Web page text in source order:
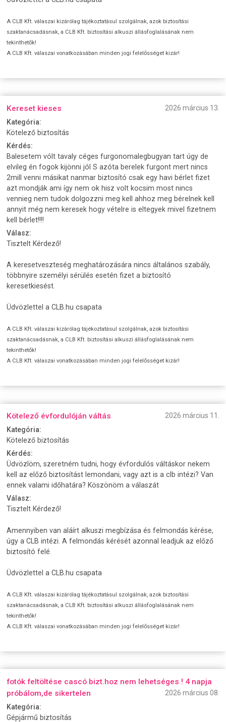
A CLB Kft. válaszai kizárólag tájékoztatásul szolgálnak, azok biztosítási
szaktanácsadásnak, a CLB Kft. biztosítási alkuszi állásfoglalásának nem
tekinthetők!
A CLB Kft. válaszai vonatkozásában minden jogi felelősséget kizár!
Kereset kieses
2026 március 13.
Kategória:
Kötelező biztosítás
Kérdés:
Balesetem vólt tavaly céges furgonomalegbugyan tart úgy de
elvileg én fogok kijönni jól S azóta berelek furgont mert nincs
2mill venni másikat nanmar biztosító csak egy havi bérlet fizet
azt mondják ami így nem ok hisz volt kocsim most nincs
vennieg nem tudok dolgozzni meg kell ahhoz meg bérelnek kell
annyit még nem keresek hogy vételre is eltegyek mivel fizetnem
kell bérlet!!!!
Válasz:
Tisztelt Kérdező!
A keresetveszteség meghatározására nincs általános szabály,
többnyire személyi sérülés esetén fizet a biztosító
keresetkiesést.
Üdvözlettel a CLB.hu csapata
A CLB Kft. válaszai kizárólag tájékoztatásul szolgálnak, azok biztosítási
szaktanácsadásnak, a CLB Kft. biztosítási alkuszi állásfoglalásának nem
tekinthetők!
A CLB Kft. válaszai vonatkozásában minden jogi felelősséget kizár!
Kötelező évfordulóján váltás
2026 március 11.
Kategória:
Kötelező biztosítás
Kérdés:
Üdvözlöm, szeretném tudni, hogy évfordulós váltáskor nekem
kell az előző biztosítást lemondani, vagy azt is a clb intézi? Van
ennek valami időhatára? Köszönöm a válaszát
Válasz:
Tisztelt Kérdező!
Amennyiben van aláírt alkuszi megbízása és felmondás kérése,
úgy a CLB intézi. A felmondás kérését azonnal leadjuk az előző
biztosító felé.
Üdvözlettel a CLB.hu csapata
A CLB Kft. válaszai kizárólag tájékoztatásul szolgálnak, azok biztosítási
szaktanácsadásnak, a CLB Kft. biztosítási alkuszi állásfoglalásának nem
tekinthetők!
A CLB Kft. válaszai vonatkozásában minden jogi felelősséget kizár!
fotók feltöltése cascó bizt.hoz nem lehetséges ! 4 napja
próbálom,de sikertelen
2026 március 08.
Kategória:
Gépjármű biztosítás